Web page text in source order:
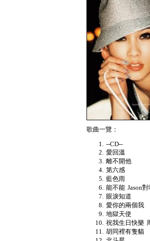
歌曲一覽：
--CD--
愛回溫
離不開他
第六感
藍色雨
能不能 Jason對
眼淚知道
愛你的兩個我
地獄天使
祝我生日快樂
胡同裡有隻貓